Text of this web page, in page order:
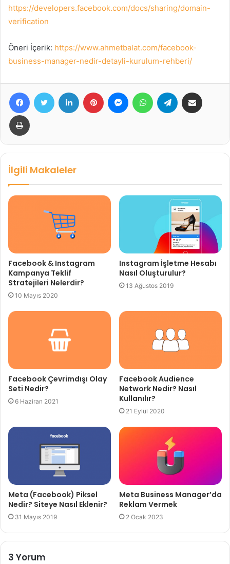
https://developers.facebook.com/docs/sharing/domain-
verification
Öneri İçerik: https://www.ahmetbalat.com/facebook-
business-manager-nedir-detayli-kurulum-rehberi/
FacebookTwitter LinkedIn Pinterest MessengerWhatsAppTelegram
Yazdır
İlgili Makaleler
Facebook & Instagram
Kampanya Teklif
Stratejileri Nelerdir?
10 Mayıs 2020
Instagram İşletme Hesabı
Nasıl Oluşturulur?
13 Ağustos 2019
Facebook Çevrimdışı Olay
Seti Nedir?
6 Haziran 2021
Facebook Audience
Network Nedir? Nasıl
Kullanılır?
21 Eylül 2020
Meta (Facebook) Piksel
Nedir? Siteye Nasıl Eklenir?
31 Mayıs 2019
Meta Business Manager’da
Reklam Vermek
2 Ocak 2023
3 Yorum